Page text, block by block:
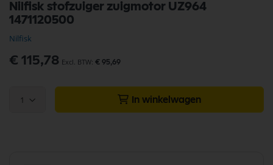
Nilfisk stofzuiger zuigmotor UZ964
1471120500
Nilfisk
€ 115,78 € 95,69
1 In winkelwagen
naar
het
van
de
afbeeldingen-